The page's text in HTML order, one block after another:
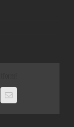
E-
post